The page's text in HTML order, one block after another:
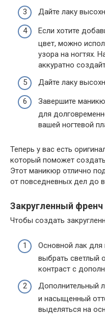
Дайте лаку
Если хотите
цвет, можно
узора на ногтях.
аккуратно
Дайте лаку
Завершите
для
вашей ногтевой
Теперь у вас есть
который поможет
Этот маникюр отлично
от повседневных дел до
Закругленный френч
Чтобы создать
Основной лак для
выбрать светлый
контраст с
Дополнительный
и насыщенный
выделяться на